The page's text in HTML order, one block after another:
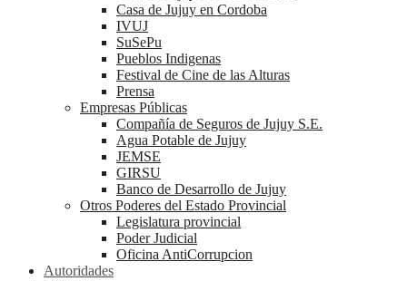
Casa de Jujuy en Cordoba
IVUJ
SuSePu
Pueblos Indigenas
Festival de Cine de las Alturas
Prensa
Empresas Públicas
Compañía de Seguros de Jujuy S.E.
Agua Potable de Jujuy
JEMSE
GIRSU
Banco de Desarrollo de Jujuy
Otros Poderes del Estado Provincial
Legislatura provincial
Poder Judicial
Oficina AntiCorrupcion
Autoridades